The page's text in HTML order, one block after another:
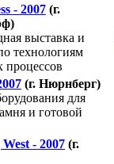
- 2007 (г.
выставка и
технологиям
процессов
(г. Нюрнберг)
для
и готовой
- 2007 (г.